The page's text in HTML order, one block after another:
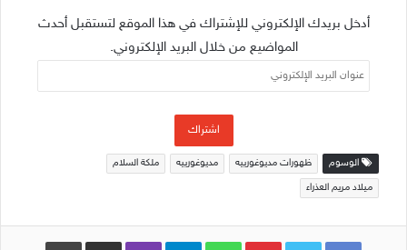
أدخل بريدك الإلكتروني للإشتراك في هذا الموقع لتستقبل أحدث
المواضيع من خلال البريد الإلكتروني.
عنوان
البريد
اشتراك
الوسوم ظهورات مديوغورييه مديوغورييه ملكة السلام
ميلاد مريم العذراء
Pinterest
WhatsApp
Telegram
Viber مشاركة عبر البريد طباعة